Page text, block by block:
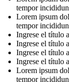
tempor
Lorem ipsum
tempor
Ingrese el título
Ingrese el título
Ingrese el título
Ingrese el título
Lorem ipsum
tempor